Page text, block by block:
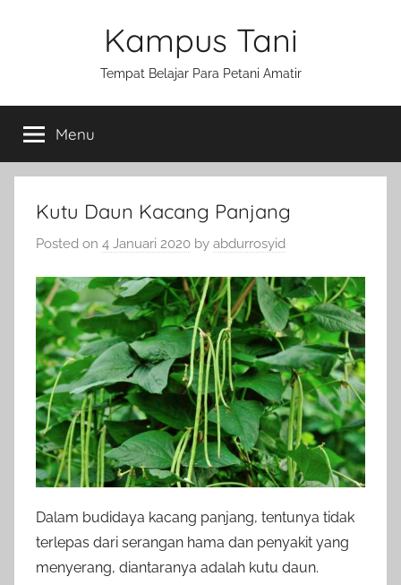
Kampus Tani
Tempat Belajar Para Petani Amatir
Menu
Kutu Daun Kacang Panjang
Posted on 4 Januari 2020 by abdurrosyid
Dalam budidaya kacang panjang, tentunya tidak
terlepas dari serangan hama dan penyakit yang
menyerang, diantaranya adalah kutu daun.